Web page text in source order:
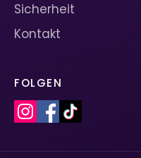
Sicherheit
Kontakt
FOLGEN